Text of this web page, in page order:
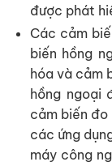
được phát
Các cảm
biến hồng
hóa và cảm
hồng ngoại
cảm biến đo
các ứng
máy công